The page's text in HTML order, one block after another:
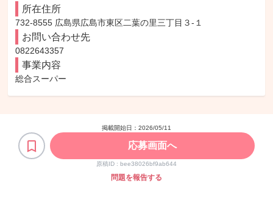
所在住所
732-8555 広島県広島市東区二葉の里三丁目３-１
お問い合わせ先
0822643357
事業内容
総合スーパー
掲載開始日： 2026/05/11
応募画面へ
原稿ID : bee38026bf9ab644
問題を報告する